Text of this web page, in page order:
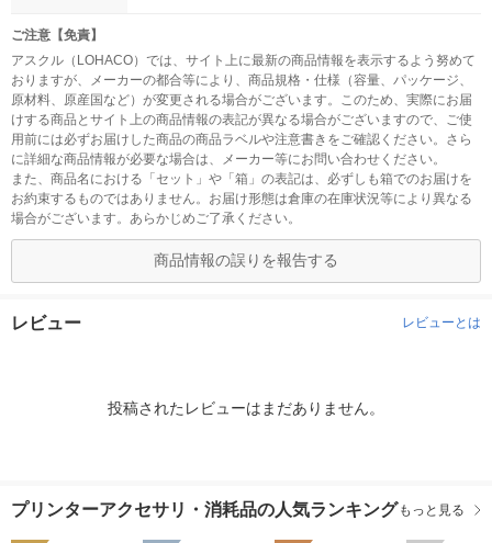
ご注意【免責】
アスクル（LOHACO）では、サイト上に最新の商品情報を表示するよう努めて
おりますが、メーカーの都合等により、商品規格・仕様（容量、パッケージ、
原材料、原産国など）が変更される場合がございます。このため、実際にお届
けする商品とサイト上の商品情報の表記が異なる場合がございますので、ご使
用前には必ずお届けした商品の商品ラベルや注意書きをご確認ください。さら
に詳細な商品情報が必要な場合は、メーカー等にお問い合わせください。
また、商品名における「セット」や「箱」の表記は、必ずしも箱でのお届けを
お約束するものではありません。お届け形態は倉庫の在庫状況等により異なる
場合がございます。あらかじめご了承ください。
商品情報の誤りを報告する
レビュー レビューとは
投稿されたレビューはまだありません。
プリンターアクセサリ・消耗品の人気ランキング もっと見る